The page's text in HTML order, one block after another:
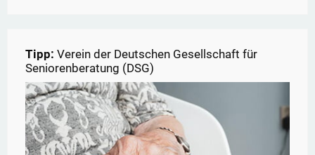
Tipp: Verein der Deutschen Gesellschaft für
Seniorenberatung (DSG)